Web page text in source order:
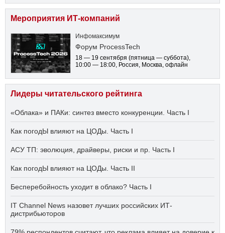
Мероприятия ИТ-компаний
Инфомаксимум
Форум ProcessTech
18 — 19 сентября (пятница — суббота)
10:00 — 18:00 , Россия, Москва, офлайн
Лидеры читательского рейтинга
«Облака» и ПАКи: синтез вместо конкуренции. Часть I
Как погодЫ влияют на ЦОДы. Часть I
АСУ ТП: эволюция, драйверы, риски и пр. Часть I
Как погодЫ влияют на ЦОДы. Часть II
Бесперебойность уходит в облако? Часть I
IT Channel News назовет лучших российских ИТ-
дистрибьюторов